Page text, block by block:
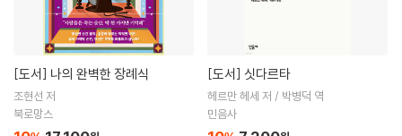
[도서] 나의 완벽한 장례식
조현선 저
북로망스
[도서] 싯다르타
헤르만 헤세 저 / 박병덕 역
민음사